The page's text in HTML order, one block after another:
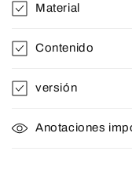
Material
Contenido
versión
Anotaciones